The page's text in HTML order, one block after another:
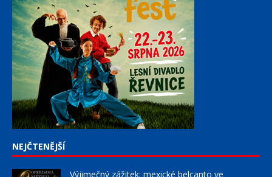
NEJČTENĚJŠÍ
Výjimečný zážitek: mexické belcanto ve